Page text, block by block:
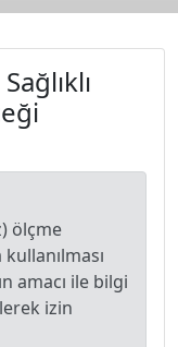
ölçme
amacı ile bilgi
izin